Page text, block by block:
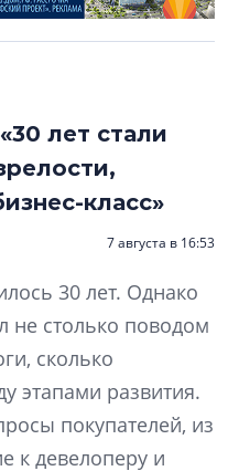
лет стали
класс»
7 августа в 16:53
30 лет. Однако
не столько поводом
сколько
этапами развития.
покупателей, из
к девелоперу и